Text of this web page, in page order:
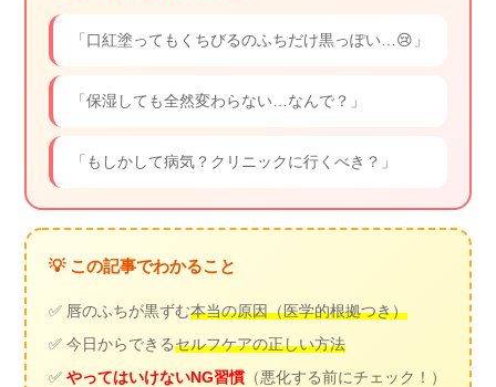
「口紅塗ってもくちびるのふちだけ黒っぽい…😢」
「保湿しても全然変わらない…なんで？」
「もしかして病気？クリニックに行くべき？」
💡 この記事でわかること
✅ 唇のふちが黒ずむ本当の原因（医学的根拠つき）
✅ 今日からできるセルフケアの正しい方法
✅ やってはいけないNG習慣 （悪化する前にチェック！）